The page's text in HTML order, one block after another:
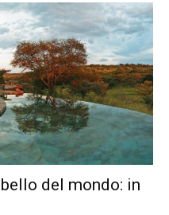
del mondo: in